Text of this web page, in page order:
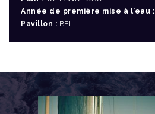
Année de première mise à l'eau :
Pavillon : BEL